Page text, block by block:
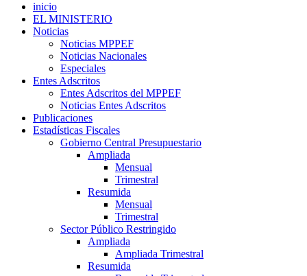
inicio
EL MINISTERIO
Noticias
Noticias MPPEF
Noticias Nacionales
Especiales
Entes Adscritos
Entes Adscritos del MPPEF
Noticias Entes Adscritos
Publicaciones
Estadísticas Fiscales
Gobierno Central Presupuestario
Ampliada
Mensual
Trimestral
Resumida
Mensual
Trimestral
Sector Público Restringido
Ampliada
Ampliada Trimestral
Resumida